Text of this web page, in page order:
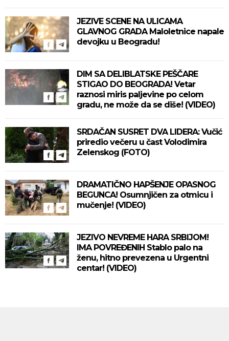
JEZIVE SCENE NA ULICAMA
GLAVNOG GRADA Maloletnice napale
devojku u Beogradu!
DIM SA DELIBLATSKE PEŠČARE
STIGAO DO BEOGRADA! Vetar
raznosi miris paljevine po celom
gradu, ne može da se diše! (VIDEO)
SRDAČAN SUSRET DVA LIDERA: Vučić
priredio večeru u čast Volodimira
Zelenskog (FOTO)
DRAMATIČNO HAPŠENJE OPASNOG
BEGUNCA! Osumnjičen za otmicu i
mučenje! (VIDEO)
JEZIVO NEVREME HARA SRBIJOM!
IMA POVREĐENIH Stablo palo na
ženu, hitno prevezena u Urgentni
centar! (VIDEO)